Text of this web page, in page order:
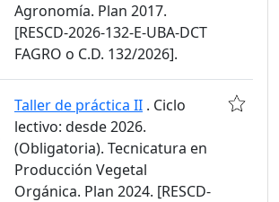
Agronomía. Plan 2017.
[RESCD-2026-132-E-UBA-DCT
FAGRO o C.D. 132/2026].
Taller de práctica II . Ciclo
lectivo: desde 2026.
(Obligatoria). Tecnicatura en
Producción Vegetal
Orgánica. Plan 2024. [RESCD-